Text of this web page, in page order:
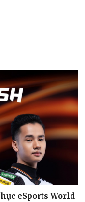
eSports World